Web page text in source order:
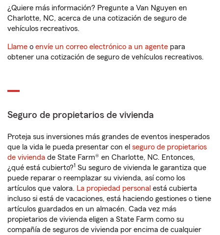
¿Quiere más información? Pregunte a Van Nguyen en
Charlotte, NC, acerca de una cotización de seguro de
vehículos recreativos.
Llame o envíe un correo electrónico a un agente para
obtener una cotización de seguro de vehículos recreativos.
Seguro de propietarios de vivienda
Proteja sus inversiones más grandes de eventos inesperados
que la vida le pueda presentar con el seguro de propietarios
de vivienda de State Farm® en Charlotte, NC. Entonces,
¿qué está cubierto?1 Su seguro de vivienda le garantiza que
puede reparar o reemplazar su vivienda, así como los
artículos que valora. La propiedad personal está cubierta
incluso si está de vacaciones, está haciendo gestiones o tiene
artículos guardados en un almacén. Cada vez más
propietarios de vivienda eligen a State Farm como su
compañía de seguros de vivienda por encima de cualquier